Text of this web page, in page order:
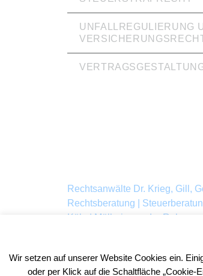
UNFALLREGULIERUNG
Rechtsanwälte Dr. Krieg, Gill,
Rechtsberatung |
Köln | Mülheim an der Ruhr
Wir setzen auf unserer Website Cookies ein.
oder per Klick auf die Schaltfläche „Cookie-